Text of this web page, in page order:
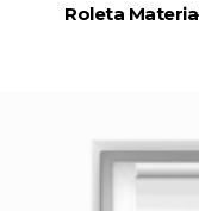
Roleta